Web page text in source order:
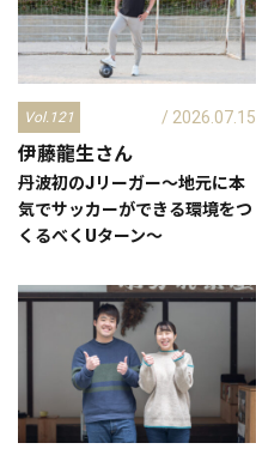
Vol.121
伊藤龍生さん
/ 2026.07.15
丹波初のJリーガー～地元に本
気でサッカーができる環境をつ
くるべくUターン～